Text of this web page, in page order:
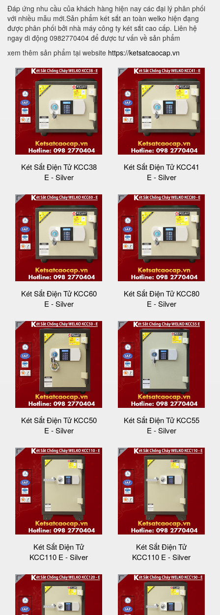
Đáp ứng nhu cầu của khách hàng hiện nay các đại lý phân phối
với nhiều mẫu mới.Sản phẩm két sắt an toàn welko hiện đạng
được phân phối bởi nhà máy công ty két sắt cao cấp. Liên hệ
ngay di động 0982770404 để được tư vấn về sản phẩm
xem thêm sản phẩm tại website https://ketsatcaocap.vn
Két Sắt Điện Tử KCC38
E - Silver
Két Sắt Điện Tử KCC41
E - Silver
Két Sắt Điện Tử KCC60
E - Silver
Két Sắt Điện Tử KCC80
E - Silver
Két Sắt Điện Tử KCC50
E - Silver
Két Sắt Điện Tử KCC55
E - Silver
Két Sắt Điện Tử
KCC110 E - Silver
Két Sắt Điện Tử
KCC110 E - Silver